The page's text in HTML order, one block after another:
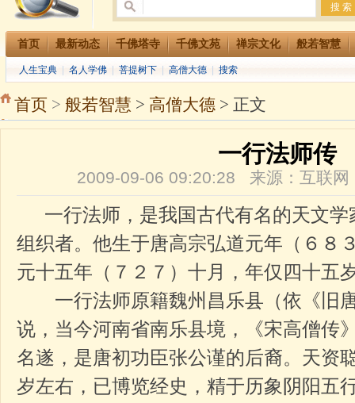
首页 最新动态 千佛塔寺 千佛文苑 禅宗文化 般若智慧
人生宝典 名人学佛 菩提树下 高僧大德 搜索
首页 > 般若智慧 > 高僧大德 > 正文
一行法师传
2009-09-06 09:20:28 来源：互联
一行法师，是我国古代有名的天文学
组织者。他生于唐高宗弘道元年（６８
元十五年（７２７）十月，年仅四十五
一行法师原籍魏州昌乐县（依《旧
说，当今河南省南乐县境，《宋高僧传
名遂，是唐初功臣张公谨的后裔。天资
岁左右，已博览经史，精于历象阴阳五